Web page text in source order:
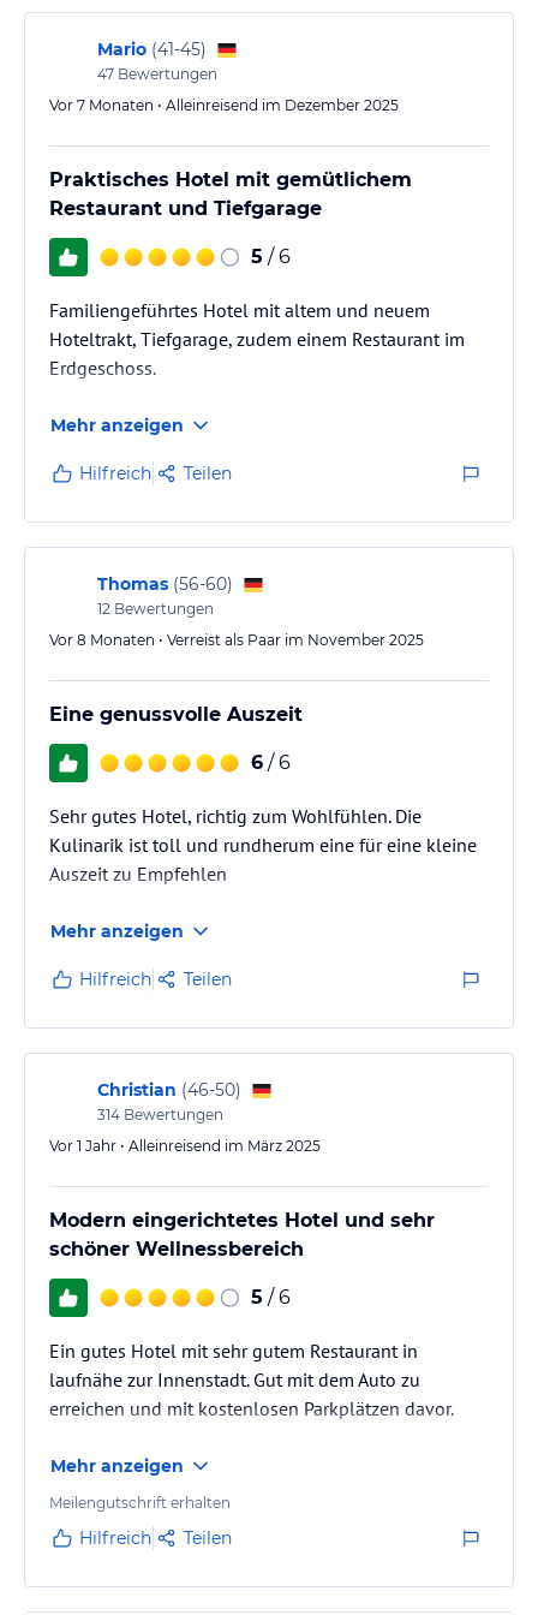
Teestation zur Verfügung. Die Getränke können Sie in unserem
beheizten oder unbeheizten Ruheraum genießen.
Sonstige Einrichtungen und Services
Adapter & Ladegeräte
An der Hotelrezeption verleihen wir Ihnen auf Wunsch gerne
internationale Steckdosenadapter, verschieden Ladegeräte, HTML-
und LAN-Kabel.
Anreise / Abreise
Am Tag Ihrer Anreise ist das Zimmer ab 14.00 Uhr bezugsbereit.
abgestimmt werden. Bitte geben Sie Ihr Zimmer am Abreisetag bis
sich bitte an die Rezeption.
Allergiker
Sind Sie Allergiker? Sagen Sie uns einfach kurz Bescheid. Wir
stellen Allergiker Bettwäsche und Zimmer ohne Teppich zur
Verfügung.
Wir bereiten Ihnen auch gerne ein individuelles Frühstück zu und
zeigen eine Allergenliste zur Speisekarte im Restaurant vor. Kleine
Änderungen einzelner Gerichte sind selbstverständlich kein
Problem.
10,00 zur Verfügung. Für eine weitere Person im Zimmer können
Sie auch gerne ein Zustellbett zu EUR 20,00 zubuchen. Bitte
geben Sie uns bei Buchung Bescheid.
Bademantel
Für Ihren perfekten Aufenthalt stellen wir Ihnen kostenlos einen
kuscheligen Bademantel (Pfand EUR 30,00) sowie gegen eine
Gebühr von EUR 2,50 gemütliche Slipper zur Verfügung.
Bettwäsche
Kopfkissen? Wenden Sie sich kurz an unsere Zimmermädchen oder
verschiedener Kopfkissen, um jedem Gast einen erholsamen Schlaf
zu gewähren.
Mario (41-45)
47 Bewertungen
Vor 7 Monaten • Alleinreisend im Dezember 2025
Praktisches Hotel mit gemütlichem
Restaurant und Tiefgarage
5 / 6
Familiengeführtes Hotel mit altem und neuem
Hoteltrakt, Tiefgarage, zudem einem Restaurant im
Erdgeschoss.
Mehr anzeigen
Hilfreich Teilen
Thomas (56-60)
12 Bewertungen
Vor 8 Monaten • Verreist als Paar im November 2025
Eine genussvolle Auszeit
6 / 6
Sehr gutes Hotel, richtig zum Wohlfühlen. Die
Kulinarik ist toll und rundherum eine für eine kleine
Auszeit zu Empfehlen
Mehr anzeigen
Hilfreich Teilen
Christian (46-50)
314 Bewertungen
Vor 1 Jahr • Alleinreisend im März 2025
Modern eingerichtetes Hotel und sehr
schöner Wellnessbereich
5 / 6
Ein gutes Hotel mit sehr gutem Restaurant in
laufnähe zur Innenstadt. Gut mit dem Auto zu
erreichen und mit kostenlosen Parkplätzen davor.
Mehr anzeigen
Meilengutschrift erhalten
Hilfreich Teilen